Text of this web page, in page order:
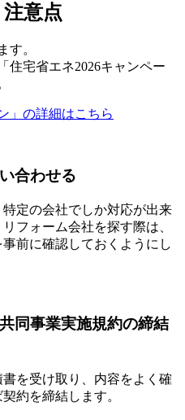
意点
す。
住宅省エネ2026キャンペー
」の詳細はこちら
合わせる
定の会社でしか対応が出来
フォーム会社を探す際は、
前に確認しておくようにし
同事業実施規約の締結
を受け取り、内容をよく確
約を締結します。